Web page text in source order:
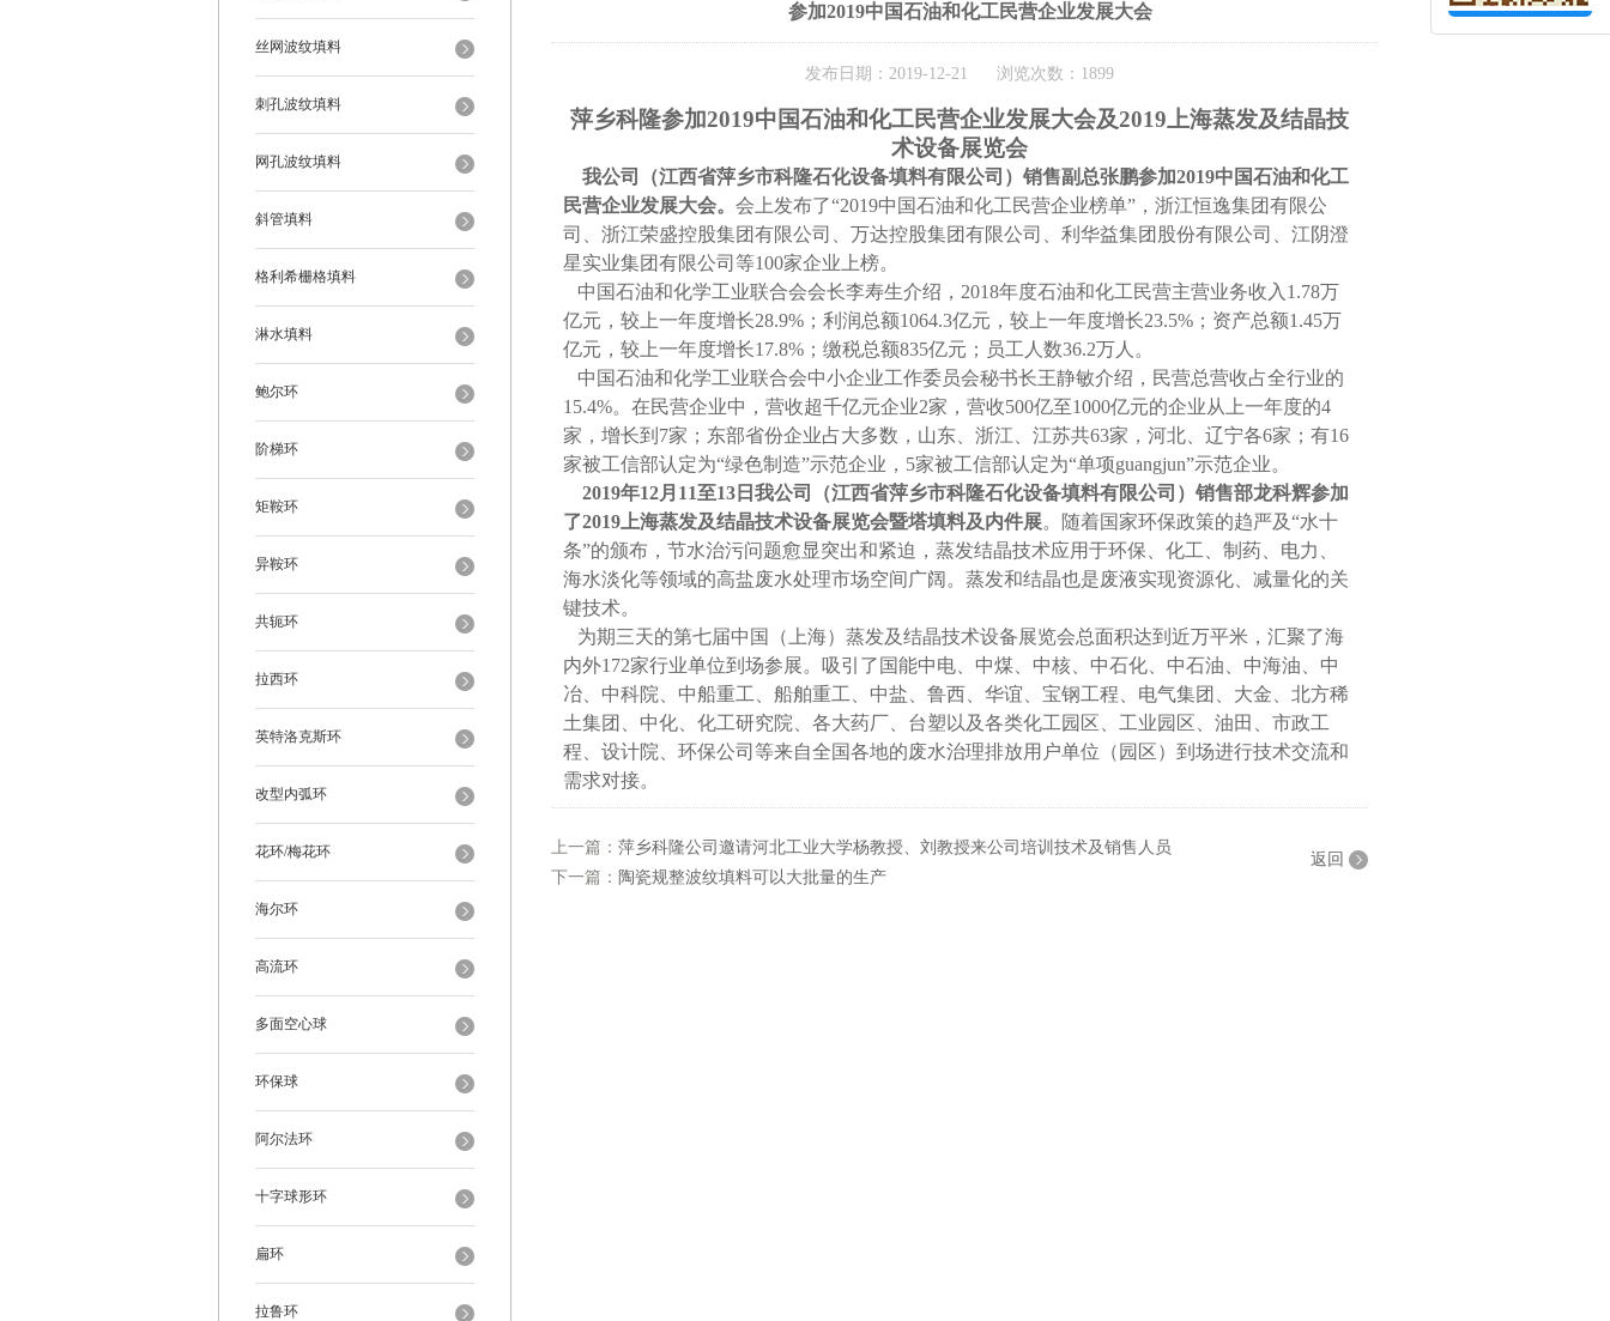
丝网波纹填料
刺孔波纹填料
网孔波纹填料
斜管填料
格利希栅格填料
淋水填料
鲍尔环
阶梯环
矩鞍环
异鞍环
共轭环
拉西环
英特洛克斯环
改型内弧环
花环/梅花环
海尔环
高流环
多面空心球
环保球
阿尔法环
十字球形环
扁环
拉鲁环
参加2019中国石油和化工民营企业发展大会
发布日期：2019-12-21 浏览次数：1899
萍乡科隆参加2019中国石油和化工民营企业发展大会及2019上海蒸发及结晶技
术设备展览会
我公司（江西省萍乡市科隆石化设备填料有限公司）销售副总张鹏参加2019中国石油和化工
民营企业发展大会。 会上发布了“2019中国石油和化工民营企业榜单”，浙江恒逸集团有限公
司、浙江荣盛控股集团有限公司、万达控股集团有限公司
利华益集团股份有限公司、江阴澄
星实业集团有限公司等100家企业上榜。
中国石油和化学工业联合会会长李寿生介绍，2018年度石油和化工民营主营业务收入1.78万
亿元，较上一年度增长28.9%；利润总额1064.3亿元，较上一年度增长23.5%；资产总额1.45万
亿元，较上一年度增长17.8%；缴税总额835亿元；员工人数36.2万人。
中国石油和化学工业联合会中小企业工作委员会秘书长王静敏介绍，民营总营收占全行业的
15.4%。在民营企业中，营收超千亿元企业2家，营收500亿至1000亿元的企业从上一年度的4
家，增长到7家；东部省份企业占大多数，山东、浙江、江苏共63家，河北、辽宁各6家；有16
家被工信部认定为“绿色制造”示范企业，5家被工信部认定为“单项guangjun”示范企业。
2019年12月11至13日我公司（江西省萍乡市科隆石化设备填料有限公司）销售部龙科辉参加
了2019上海蒸发及结晶技术设备展览会暨塔填料及内件展。
随着国家环保政策的趋严及“水十
条”的颁布，节水治污问题愈显突出和紧迫，蒸发结晶技术应用于环保、化工、制药、电力、
海水淡化等领域的高盐废水处理市场空间广阔。蒸发和结晶也是废液实现资源化、减量化的关
键技术。
为期三天的第七届中国（上海）蒸发及结晶技术设备展览会总面积达到近万平米，汇聚了海
内外172家行业单位到场参展。吸引了国能中电、中煤、中核、中石化、中石油、中海油、中
冶、中科院、中船重工、船舶重工、中盐、鲁西、华谊、宝钢工程、电气集团、大金、北方稀
土集团、中化、化工研究院、各大药厂、台塑以及各类化工园区、工业园区、油田、市政工
程、设计院、环保公司等来自全国各地的废水治理排放用户单位（园区）到场进行技术交流和
需求对接。
上一篇： 萍乡科隆公司邀请河北工业大学杨教授、刘教授来公司培训技术及销售人员
下一篇： 陶瓷规整波纹填料可以大批量的生产
返回